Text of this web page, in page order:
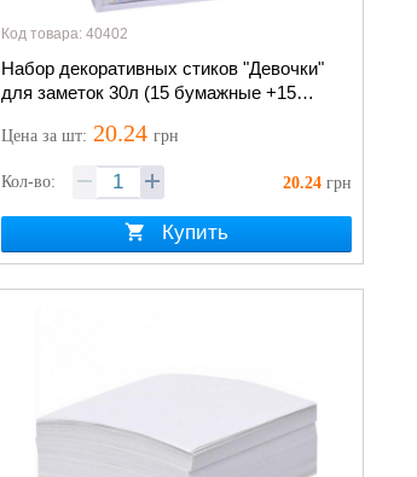
Код товара: 40402
Набор декоративных стиков "Девочки"
для заметок 30л (15 бумажные +15
Ценаза шт: 20.24 грн
Кол-во: 20.24 грн
Купить